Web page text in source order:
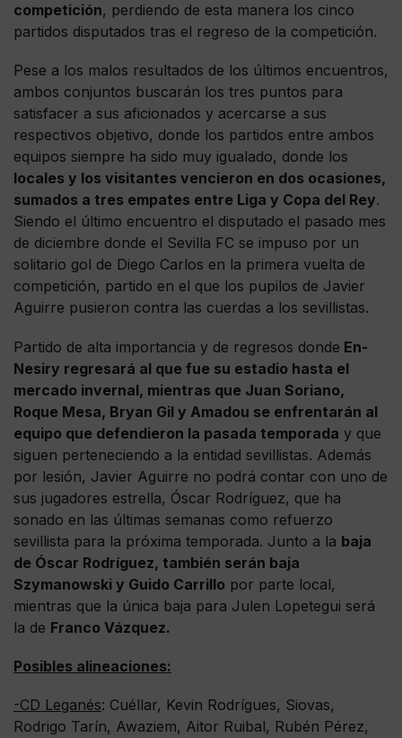
competición, perdiendo de esta manera los cinco
partidos disputados tras el regreso de la competición.
Pese a los malos resultados de los últimos encuentros,
ambos conjuntos buscarán los tres puntos para
satisfacer a sus aficionados y acercarse a sus
respectivos objetivo, donde los partidos entre ambos
equipos siempre ha sido muy igualado, donde los
locales y los visitantes vencieron en dos ocasiones,
sumados a tres empates entre Liga y Copa del Rey.
Siendo el último encuentro el disputado el pasado mes
de diciembre donde el Sevilla FC se impuso por un
solitario gol de Diego Carlos en la primera vuelta de
competición, partido en el que los pupilos de Javier
Aguirre pusieron contra las cuerdas a los sevillistas.
Partido de alta importancia y de regresos donde En-
Nesiry regresará al que fue su estadio hasta el
mercado invernal, mientras que Juan Soriano,
Roque Mesa, Bryan Gil y Amadou se enfrentarán al
equipo que defendieron la pasada temporada y que
siguen perteneciendo a la entidad sevillistas. Además
por lesión, Javier Aguirre no podrá contar con uno de
sus jugadores estrella, Óscar Rodríguez, que ha
sonado en las últimas semanas como refuerzo
sevillista para la próxima temporada. Junto a la baja
de Óscar Rodríguez, también serán baja
Szymanowski y Guido Carrillo por parte local,
mientras que la única baja para Julen Lopetegui será
la de Franco Vázquez.
Posibles alineaciones:
-CD Leganés: Cuéllar, Kevin Rodrígues, Siovas,
Rodrigo Tarín, Awaziem, Aitor Ruibal, Rubén Pérez,